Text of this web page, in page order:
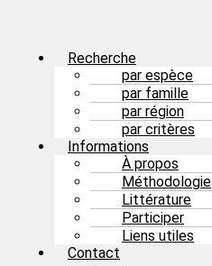
Recherche
par espèce
par famille
par région
par critères
Informations
À propos
Méthodologie
Littérature
Participer
Liens utiles
Contact